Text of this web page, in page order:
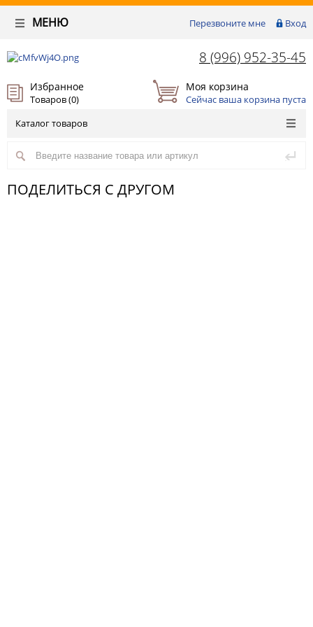
Перезвоните мне Вход
МЕНЮ
8 (996) 952-35-45
Избранное
Товаров (0)
Моя корзина
Сейчас ваша корзина пуста
Каталог товаров
ПОДЕЛИТЬСЯ С ДРУГОМ